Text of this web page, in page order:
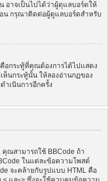
าจเป็นไปได้ว่าผู้ดุแลบอร์ดให้
น กรุณาติดต่อผู้ดูแลบอร์ดสำหรับ
อกระทู้ที่คุณต้องการได้ไปแสดง
นกระทู้นั้น ให้ลองอ่านกฏของ
เนินการอีกครั้ง
คุณสามารถใช้ BBCode ถ้า
ในแต่ละข้อความโพสต์
จะคล้ายกับรูปแบบ HTML คือ